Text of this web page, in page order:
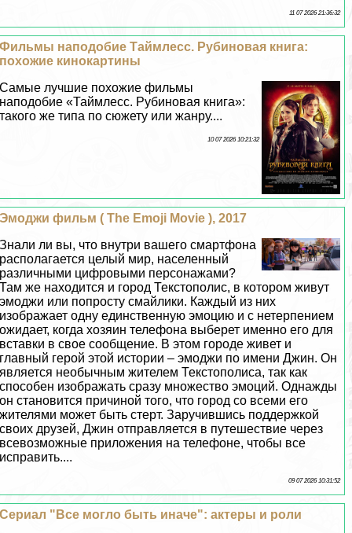
11 07 2026 21:36:32
Фильмы наподобие Таймлесс. Рубиновая книга:
похожие кинокартины
Самые лучшие похожие фильмы
наподобие «Таймлесс. Рубиновая книга»:
такого же типа по сюжету или жанру....
10 07 2026 10:21:32
Эмоджи фильм ( The Emoji Movie ), 2017
Знали ли вы, что внутри вашего смартфона
располагается целый мир, населенный
различными цифровыми персонажами?
Там же находится и город Текстополис, в котором живут
эмоджи или попросту смайлики. Каждый из них
изображает одну единственную эмоцию и с нетерпением
ожидает, когда хозяин телефона выберет именно его для
вставки в свое сообщение. В этом городе живет и
главный герой этой истории – эмоджи по имени Джин. Он
является необычным жителем Текстополиса, так как
способен изображать сразу множество эмоций. Однажды
он становится причиной того, что город со всеми его
жителями может быть стерт. Заручившись поддержкой
своих друзей, Джин отправляется в путешествие через
всевозможные приложения на телефоне, чтобы все
исправить....
09 07 2026 10:31:52
Сериал "Все могло быть иначе": актеры и роли